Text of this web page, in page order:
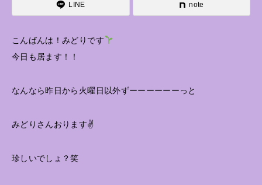
LINE note
こんばんは！みどりです
今日も居ます！！
なんなら昨日から火曜日以外ずーーーーーーっと
みどりさんおります✌️
珍しいでしょ？笑